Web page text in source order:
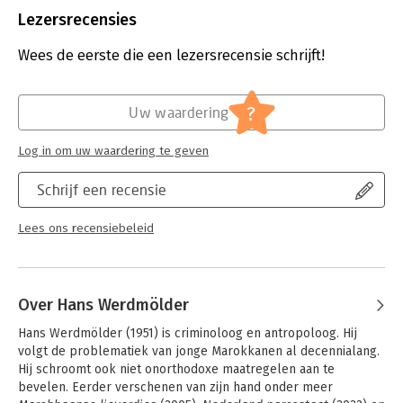
Uitgever:
Verschijningsdatum:
29-1-2025
Mens en maatschappij
Strafrecht - Criminologie
Lezersrecensies
Wees de eerste die een lezersrecensie schrijft!
Schrijf een recensie
Lees ons recensiebeleid
Uw waardering ?
Log in om uw waardering te geven
Over Hans Werdmölder
Hans Werdmölder (1951) is criminoloog en antropoloog. Hij
volgt de problematiek van jonge Marokkanen al decennialang.
Hij schroomt ook niet onorthodoxe maatregelen aan te